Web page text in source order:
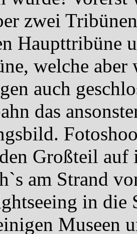
zwei
Haupttribüne
welche
auch
das
Großteil
am Strand
in die
Museen